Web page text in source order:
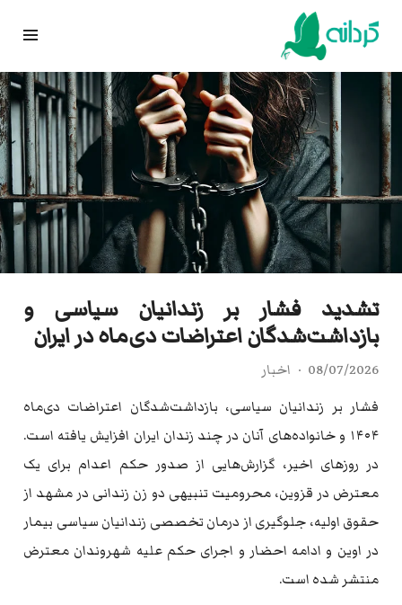
Skip
content
تشدید فشار بر زندانیان سیاسی و
بازداشت‌شدگان اعتراضات دی‌ماه در ایران
08/07/2026
اخبار
فشار بر زندانیان سیاسی، بازداشت‌شدگان اعتراضات دی‌ماه
۱۴۰۴ و خانواده‌های آنان در چند زندان ایران افزایش یافته است.
در روزهای اخیر، گزارش‌هایی از صدور حکم اعدام برای یک
معترض در قزوین، محرومیت تنبیهی دو زن زندانی در مشهد از
حقوق اولیه، جلوگیری از درمان تخصصی زندانیان سیاسی بیمار
در اوین و ادامه احضار و اجرای حکم علیه شهروندان معترض
منتشر شده است.